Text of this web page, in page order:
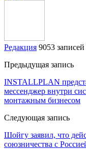
Редакция 9053 записей
Предыдущая запись
INSTALLPLAN
мессенджер внутри
монтажным бизнесом
Следующая запись
Шойгу заявил, что
союзничества с